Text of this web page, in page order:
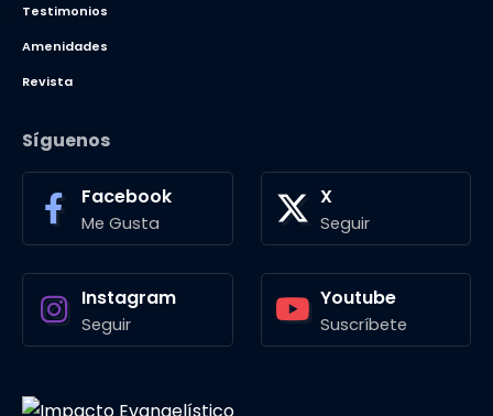
Testimonios
Amenidades
Revista
Síguenos
Facebook
Me Gusta
X
Seguir
Instagram
Seguir
Youtube
Suscríbete